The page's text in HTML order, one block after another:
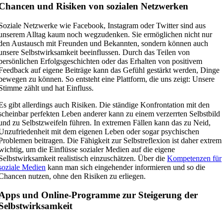
und Risiken von sozialen Netzwerken
Netzwerke wie Facebook, Instagram oder Twitter sind aus
Alltag kaum noch wegzudenken. Sie ermöglichen nicht nur
Austausch mit Freunden und Bekannten, sondern können auch
Selbstwirksamkeit beeinflussen. Durch das Teilen von
Erfolgsgeschichten oder das Erhalten von positivem
auf eigene Beiträge kann das Gefühl gestärkt werden, Dinge
zu können. So entsteht eine Plattform, die uns zeigt: Unsere
zählt und hat Einfluss.
gibt allerdings auch Risiken. Die ständige Konfrontation mit den
perfekten Leben anderer kann zu einem verzerrten Selbstbild
zu Selbstzweifeln führen. In extremen Fällen kann das zu Neid,
mit dem eigenen Leben oder sogar psychischen
beitragen. Die Fähigkeit zur Selbstreflexion ist daher extrem
um die Einflüsse sozialer Medien auf die eigene
realistisch einzuschätzen. Über dieKompetenzen für
Medien kann man sich eingehender informieren und so die
nutzen, ohne den Risiken zu erliegen.
und Online-Programme zur Steigerung der